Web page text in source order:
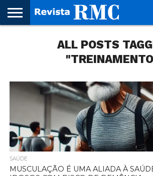
CORPORATIVAS
ANTERIORES
PARCEIROS
CONOSCOALL POSTS
SAÚDE
MUSCULAÇÃO É UMA ALIADA À